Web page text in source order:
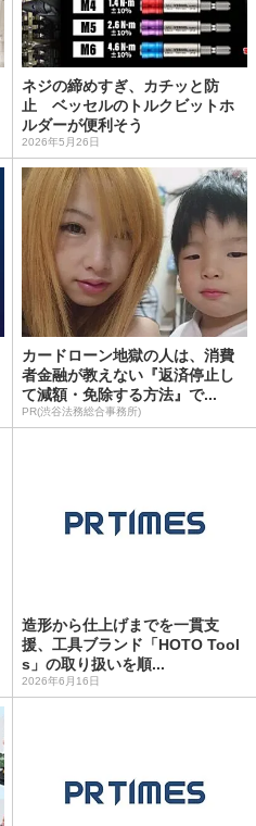
ネジの締めすぎ、カチッと防
止 ベッセルのトルクビットホ
ルダーが便利そう
2026年5月26日
カードローン地獄の人は、消費
者金融が教えない『返済停止し
て減額・免除する方法』で...
PR(渋谷法務総合事務所)
造形から仕上げまでを一貫支
援、工具ブランド「HOTO Tool
s」の取り扱いを順...
2026年6月16日